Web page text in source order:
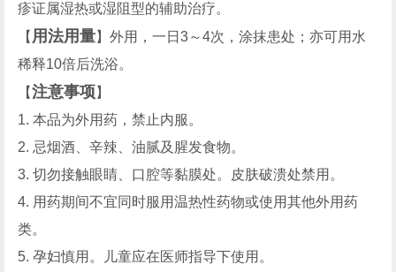
疹证属湿热或湿阻型的辅助治疗。
【 用法用量】外用，一日3～4次，涂抹患处；亦可用水
稀释10倍后洗浴。
【注意事项】
1. 本品为外用药，禁止内服。
2. 忌烟酒、辛辣、油腻及腥发食物。
3. 切勿接触眼睛、口腔等黏膜处。皮肤破溃处禁用。
4. 用药期间不宜同时服用温热性药物或使用其他外用药
类。
5. 孕妇慎用。儿童应在医师指导下使用。